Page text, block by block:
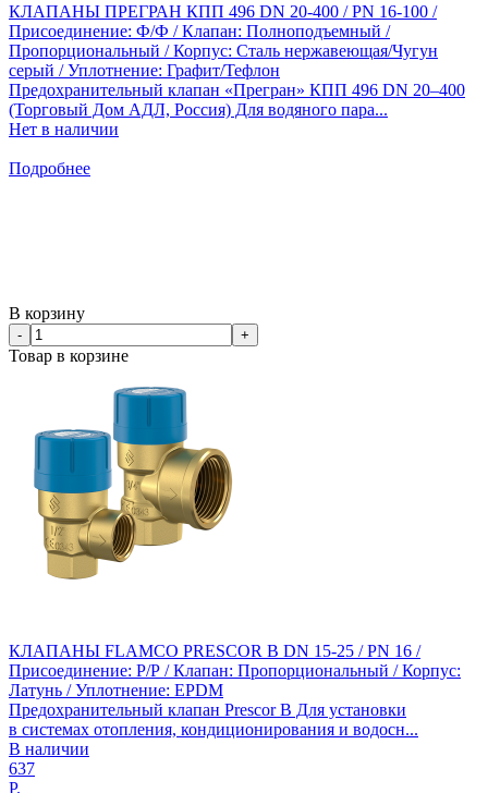
КЛАПАНЫ ПРЕГРАН КПП 496 DN 20-400 / PN 16-100 /
Присоединение: Ф/Ф / Клапан: Полноподъемный /
Пропорциональный / Корпус: Сталь нержавеющая/Чугун
серый / Уплотнение: Графит/Тефлон
Предохранительный клапан «Прегран» КПП 496 DN 20–400
(Торговый Дом АДЛ, Россия) Для водяного пара...
Нет в наличии
Подробнее
В корзину
- +
Товар в корзине
КЛАПАНЫ FLAMCO PRESCOR B DN 15-25 / PN 16 /
Присоединение: Р/Р / Клапан: Пропорциональный / Корпус:
Латунь / Уплотнение: EPDM
Предохранительный клапан Prescor B Для установки
в системах отопления, кондиционирования и водосн...
В наличии
637
Р.